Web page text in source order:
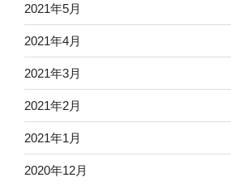
2021年5月
2021年4月
2021年3月
2021年2月
2021年1月
2020年12月